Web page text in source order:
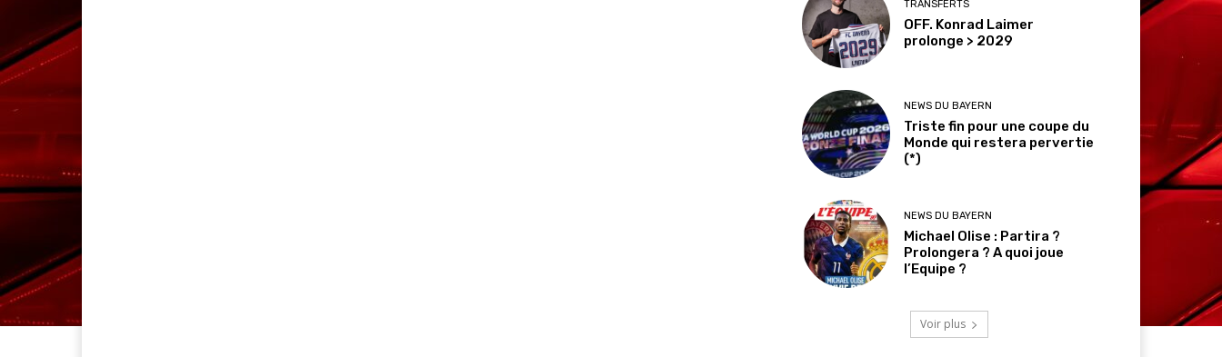
TRANSFERTS
OFF. Konrad Laimer
prolonge > 2029
NEWS DU BAYERN
Triste fin pour une coupe du
Monde qui restera pervertie
(*)
NEWS DU BAYERN
Michael Olise : Partira ?
Prolongera ? A quoi joue
l’Equipe ?
Voir plus